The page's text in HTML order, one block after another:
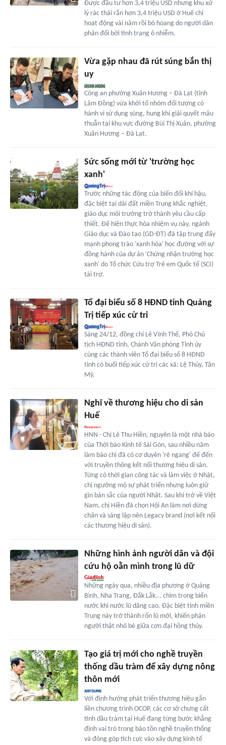
Được đầu tư hơn 3,4 triệu USD nhưng khu xử
lý rác thải rắn hơn 3,4 triệu USD ở Huế chỉ
hoạt động vài năm rồi bỏ hoang do người dân
phản đối bởi tình trạng ô nhiễm.
Vừa gặp nhau đã rút súng bắn thị
uy
Công an phường Xuân Hương – Đà Lạt (tỉnh
Lâm Đồng) vừa khởi tố nhóm đối tượng có
hành vi sử dụng súng, hung khí giải quyết mâu
thuẫn tại khu vực đường Bùi Thị Xuân, phường
Xuân Hương – Đà Lạt.
Sức sống mới từ 'trường học
xanh'
Trước những tác động của biến đổi khí hậu,
đặc biệt tại dải đất miền Trung khắc nghiệt,
giáo dục môi trường trở thành yêu cầu cấp
thiết. Để hiện thực hóa nhiệm vụ này, ngành
Giáo dục và Đào tạo (GD-ĐT) đã tập trung đẩy
mạnh phong trào 'xanh hóa' học đường với sự
đồng hành của dự án 'Chứng nhận trường học
xanh' do Tổ chức Cứu trợ Trẻ em Quốc tế (SCI)
tài trợ.
Tổ đại biểu số 8 HĐND tỉnh Quảng
Trị tiếp xúc cử tri
Sáng 24/12, đồng chí Lê Vĩnh Thế, Phó Chủ
tịch HĐND tỉnh, Chánh Văn phòng Tỉnh ủy
cùng các thành viên Tổ đại biểu số 8 HĐND
tỉnh có buổi tiếp xúc cử tri các xã: Lệ Thủy, Tân
Mỹ.
Nghĩ về thương hiệu cho di sản
Huế
HNN - Chị Lê Thu Hiền, nguyên là một nhà báo
của Thời báo Kinh tế Sài Gòn, sau nhiều năm
làm báo chị đã có cơ duyên 'rẽ ngang' để đến
với truyền thông kết nối thương hiệu di sản.
Từng có thời gian công tác và làm việc ở Nhật,
chị ngưỡng mộ sự phát triển nhưng luôn giữ
gìn bản sắc của người Nhật. Sau khi trở về Việt
Nam, chị Hiền đã chọn Hội An làm nơi dừng
chân và sáng lập nên Legacy brand (nơi kết nối
các thương hiệu di sản).
Những hình ảnh người dân và đội
cứu hộ oằn mình trong lũ dữ
Những ngày qua, nhiều địa phương ở Quảng
Bình, Nha Trang, Đắk Lắk... chìm trong biển
nước khi nước lũ dâng cao. Đặc biệt tỉnh miền
Trung này trở thành rốn lũ mới, khiến phận
người thật nhỏ bé giữa cơn đại hồng thủy.
Tạo giá trị mới cho nghề truyền
thống dầu tràm để xây dựng nông
thôn mới
Với định hướng phát triển thương hiệu gắn
liền chương trình OCOP, các cơ sở chưng cất
tinh dầu tràm tại Huế đang từng bước khẳng
định vai trò trong bảo tồn nghề truyền thống
và đóng góp tích cực vào xây dựng kinh tế